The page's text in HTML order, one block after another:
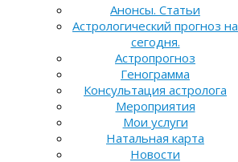
Анонсы. Статьи
Астрологический прогноз на
сегодня.
Астропрогноз
Генограмма
Консультация астролога
Мероприятия
Мои услуги
Натальная карта
Новости